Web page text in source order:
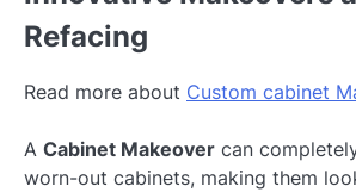
Refacing
Read more about Custom cabinet
A Cabinet Makeover can
worn-out cabinets, making them